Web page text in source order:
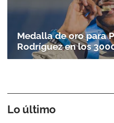
Medalla de oro para
Rodríguez en los
Lo último